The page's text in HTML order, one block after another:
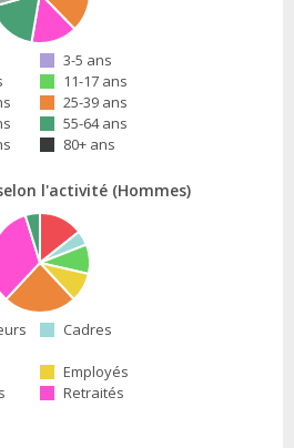
3-5 ans
11-17 ans
25-39 ans
55-64 ans
80+ ans
l'activité (Hommes)
Cadres
Employés
Retraités